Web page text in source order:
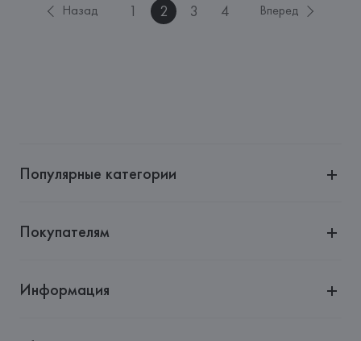
Назад 1 2 3 4 Вперед
Популярные категории
Покупателям
Информация